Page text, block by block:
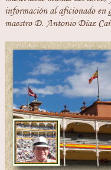
información al aficionado en
maestro D. Antonio Díaz